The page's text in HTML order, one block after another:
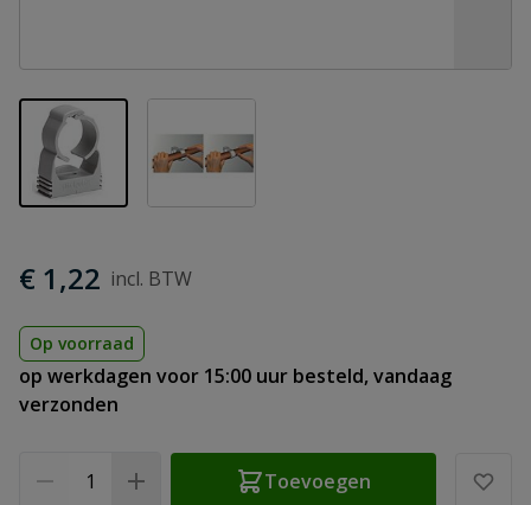
View larger image
€ 1,22
Op voorraad
op werkdagen voor 15:00 uur besteld, vandaag
verzonden
Toevoegen